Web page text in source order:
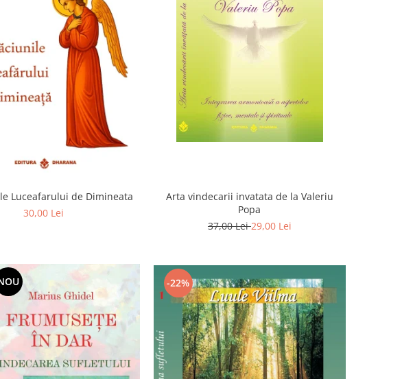
Luceafarului de Dimineata
30,00 Lei
Arta vindecarii invatata de la Valeriu
Popa
37,00 Lei29,00 Lei
-22%